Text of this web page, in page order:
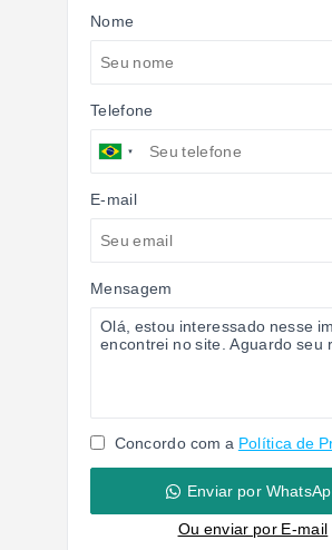
Nome
Telefone
E-mail
Mensagem
Concordo com a Política de
Enviar por
Ou enviar por E-mail